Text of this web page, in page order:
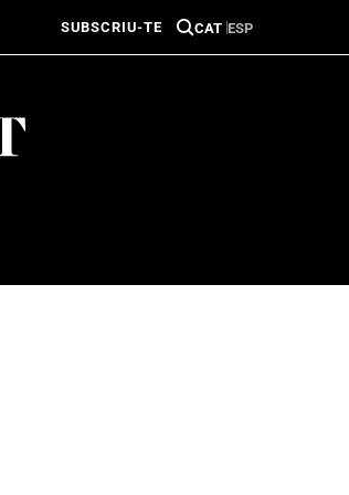
SUBSCRIU-TE CAT ESP